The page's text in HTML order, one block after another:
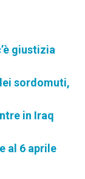
giustizia
sordomuti,
in Iraq
al 6 aprile